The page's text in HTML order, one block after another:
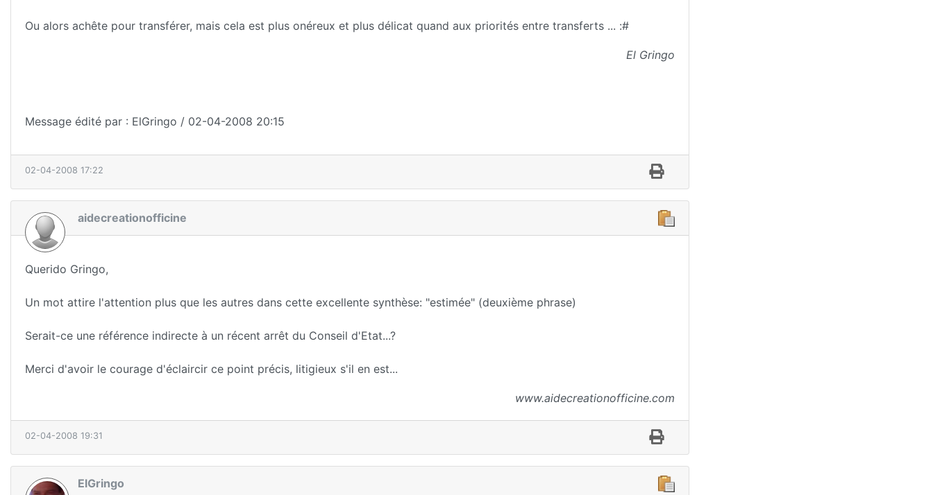
Ou alors achête pour transférer, mais cela est plus onéreux et plus délicat quand aux priorités entre transferts ... :#
El Gringo
Message édité par : ElGringo / 02-04-2008 20:15
02-04-2008 17:22
aidecreationofficine
Querido Gringo,
Un mot attire l'attention plus que les autres dans cette excellente synthèse: "estimée" (deuxième phrase)
Serait-ce une référence indirecte à un récent arrêt du Conseil d'Etat...?
Merci d'avoir le courage d'éclaircir ce point précis, litigieux s'il en est...
www.aidecreationofficine.com
02-04-2008 19:31
ElGringo